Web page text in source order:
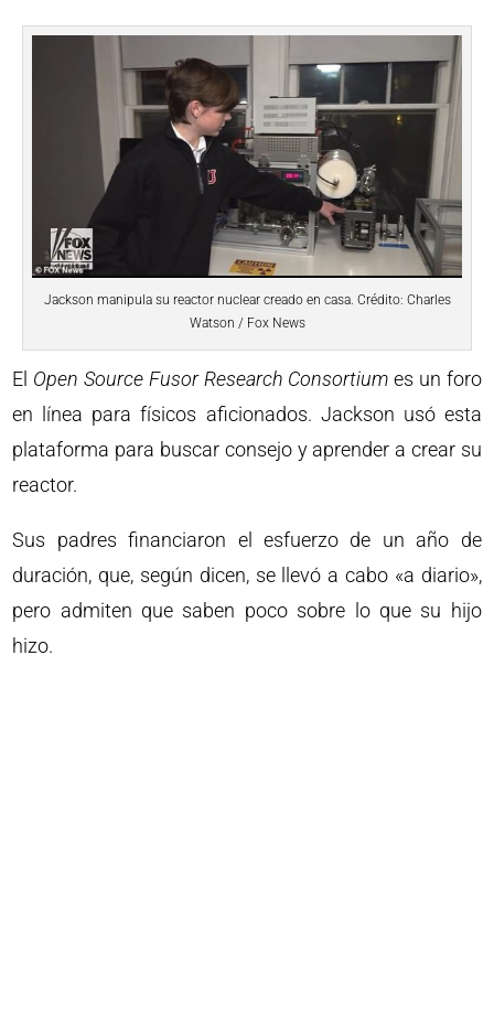
Jackson manipula su reactor nuclear creado en casa. Crédito: Charles
Watson / Fox News
El Open Source Fusor Research Consortium es un foro
en línea para físicos aficionados. Jackson usó esta
plataforma para buscar consejo y aprender a crear su
reactor.
Sus padres financiaron el esfuerzo de un año de
duración, que, según dicen, se llevó a cabo «a diario»,
pero admiten que saben poco sobre lo que su hijo
hizo.